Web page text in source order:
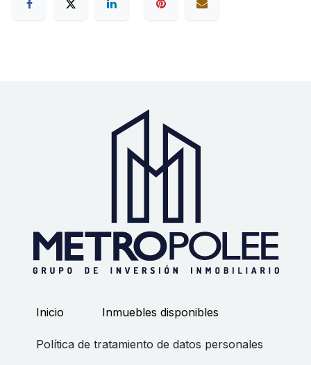
Inicio Inmuebles disponibles
Política de tratamiento de datos personales